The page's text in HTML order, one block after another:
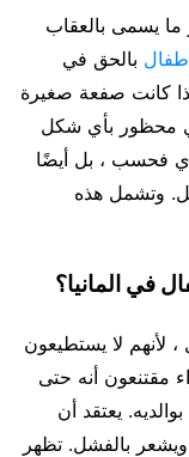
ما يسمى بالعقاب
بالحق في
كانت صفعة صغيرة
محظور بأي شكل
فحسب ، بل أيضًا
وتشمل هذه
في المانيا؟
لأنهم لا يستطيعون
مقتنعون أنه حتى
يعتقد أن
ويشعر بالفشل. تظهر